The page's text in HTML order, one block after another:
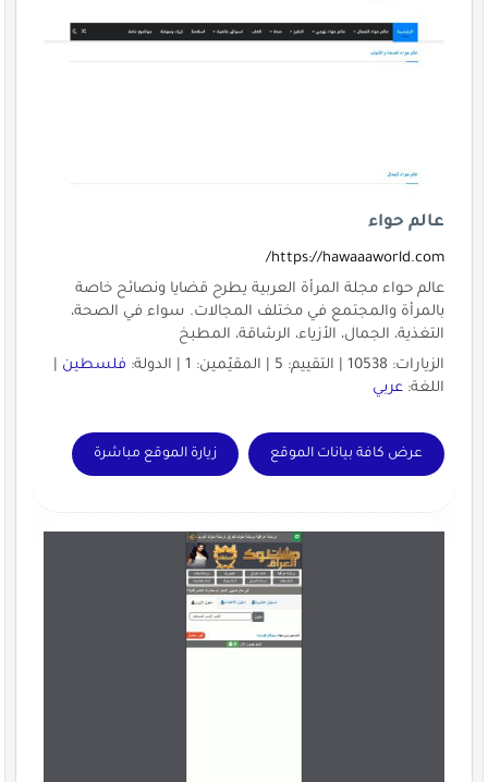
عالم حواء
https://hawaaaworld.com/
عالم حواء مجلة المرأة العربية يطرح قضايا ونصائح خاصة
بالمرأة والمجتمع في مختلف المجالات. سواء في الصحة،
التغذية، الجمال، الأزياء، الرشاقة، المطبخ
الزيارات: 10538 | التقييم: 5 | المقيّمين: 1 | الدولة:
فلسطين|
اللغة: عربي
عرض كافة بيانات الموقع زيارة الموقع مباشرة